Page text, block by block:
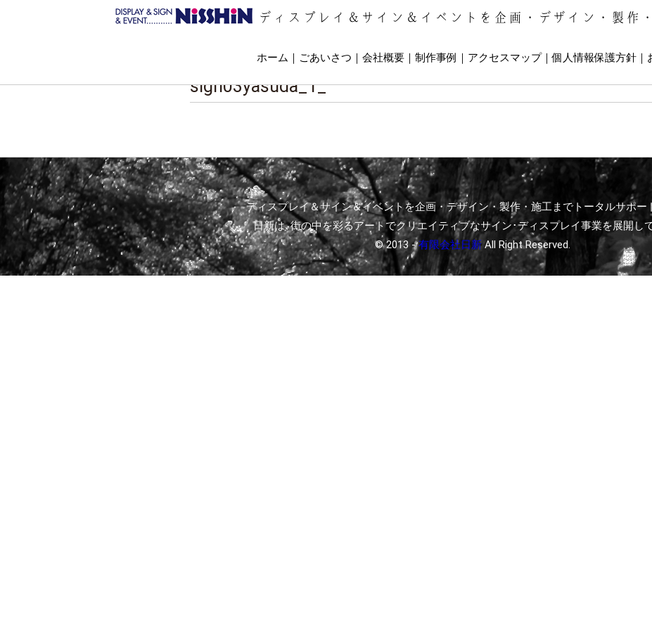
ディスプレイ＆サイン＆イベントを企画・デザイン・製作
ホーム ごあいさつ 会社概要 制作事例 アクセスマップ 個人情報保護方針
sign03yasuda_1_
ディスプレイ＆サイン＆イベントを企画・デザイン・製作・施工までトータルサポー
日新は､街の中を彩るアートでクリエイティブなサイン･ディスプレイ事業を展開し
© 2013 -有限会社日新 All Right Reserved.